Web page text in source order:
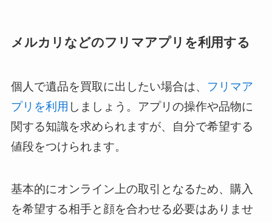
メルカリなどのフリマアプリを利用する
個人で遺品を買取に出したい場合は、 フリマア
プリを利用 しましょう。アプリの操作や品物に
関する知識を求められますが、自分で希望する
値段をつけられます。
基本的にオンライン上の取引となるため、購入
を希望する相手と顔を合わせる必要はありませ